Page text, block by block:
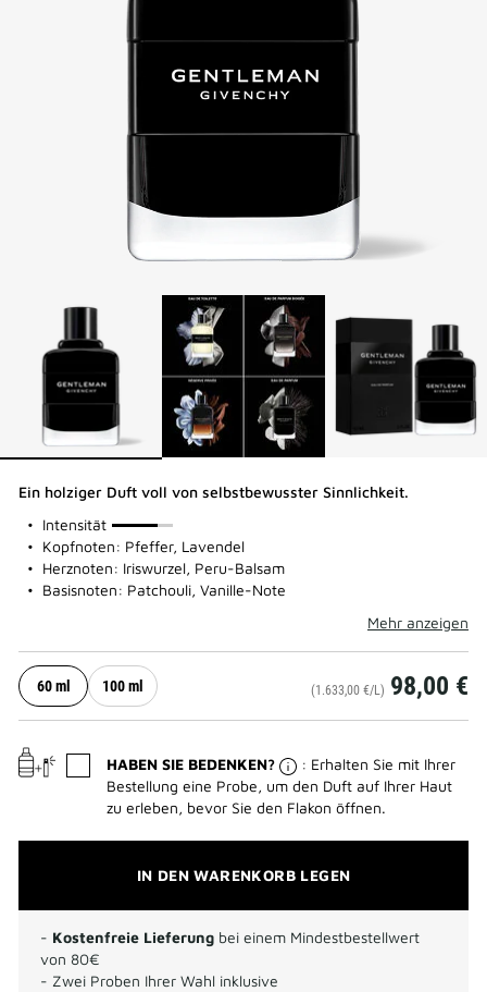
Ein holziger Duft voll von selbstbewusster Sinnlichkeit.
Intensität
75%
Kopfnoten: Pfeffer, Lavendel
Herznoten: Iriswurzel, Peru-Balsam
Basisnoten: Patchouli, Vanille-Note
Mehr anzeigen
60 ml 100 ml (1.633,00 €/L) 98,00 €
HABEN SIE BEDENKEN?
: Erhalten Sie mit Ihrer
Bestellung eine Probe, um den Duft auf Ihrer Haut
zu erleben, bevor Sie den Flakon öffnen.
IN DEN WARENKORB LEGEN
- Kostenfreie Lieferung bei einem Mindestbestellwert
von 80€
- Zwei Proben Ihrer Wahl inklusive